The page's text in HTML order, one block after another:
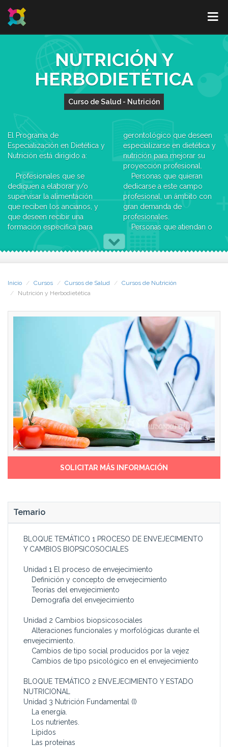
NUTRICIÓN Y
HERBODIETÉTICA
Curso de Salud - Nutrición
El Programa de
Especialización en Dietética y
Nutrición está dirigido a:
Profesionales que se
dediquen a elaborar y/o
supervisar la alimentación
que reciben los ancianos, y
que deseen recibir una
formación específica para
perfeccionar su dedicación
profesional.
gerontológico que deseen
especializarse en dietética y
nutrición para mejorar su
proyección profesional.
Personas que quieran
dedicarse a este campo
profesional, un ámbito con
gran demanda de
profesionales.
Personas que atiendan o
cuiden a personas mayores
fuera del ámbito profesional.
Inicio Cursos Cursos de Salud
Cursos de Nutrición
Nutrición y Herbodietética
SOLICITAR MÁS INFORMACIÓN
Temario
BLOQUE TEMÁTICO 1 PROCESO DE ENVEJECIMIENTO
Y CAMBIOS BIOPSICOSOCIALES
Unidad 1 El proceso de envejecimiento
Definición y concepto de envejecimiento
Teorías del envejecimiento
Demografía del envejecimiento
Unidad 2 Cambios biopsicosociales
Alteraciones funcionales y morfológicas durante el
envejecimiento.
Cambios de tipo social producidos por la vejez
Cambios de tipo psicológico en el envejecimiento
BLOQUE TEMÁTICO 2 ENVEJECIMIENTO Y ESTADO
NUTRICIONAL
Unidad 3 Nutrición Fundamental (I)
La energía.
Los nutrientes.
Lípidos
Las proteínas